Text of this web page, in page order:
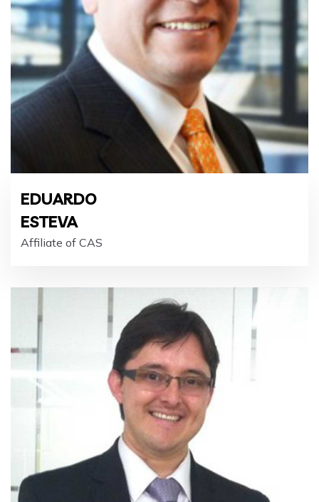
EDUARDO
ESTEVA
Affiliate of CAS